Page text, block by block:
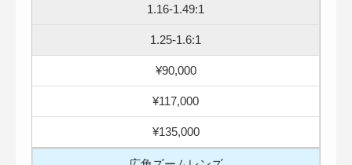
1.16-1.49:1
1.25-1.6:1
¥90,000
¥117,000
¥135,000